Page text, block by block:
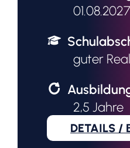
01.08.2027
guter
2,5 Jahre
DETAILS /